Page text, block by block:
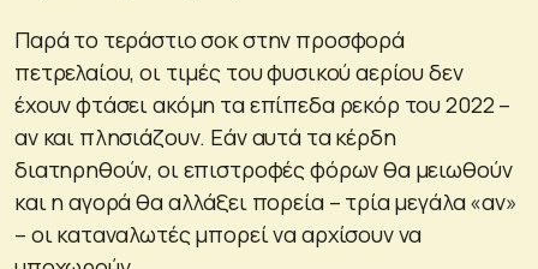
Παρά το τεράστιο σοκ στην προσφορά
πετρελαίου, οι τιμές του φυσικού αερίου δεν
έχουν φτάσει ακόμη τα επίπεδα ρεκόρ του 2022 –
αν και πλησιάζουν. Εάν αυτά τα κέρδη
διατηρηθούν, οι επιστροφές φόρων θα μειωθούν
και η αγορά θα αλλάξει πορεία – τρία μεγάλα «αν»
– οι καταναλωτές μπορεί να αρχίσουν να